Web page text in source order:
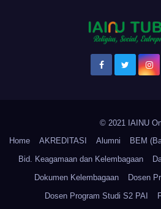
© 2021 IAINU
Home
AKREDITASI Alumni
BEM
Bid. Keagamaan dan Kelembagaan
Dokumen Kelembagaan
Dosen
Dosen Program Studi S2 PAI